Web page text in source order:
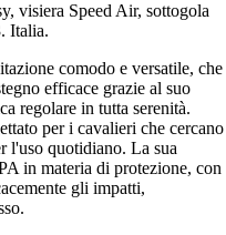
visiera Speed Air, sottogola
Italia.
comodo e versatile, che
efficace grazie al suo
regolare in tutta serenità.
per i cavalieri che cercano
l'uso quotidiano. La sua
in materia di protezione, con
gli impatti,